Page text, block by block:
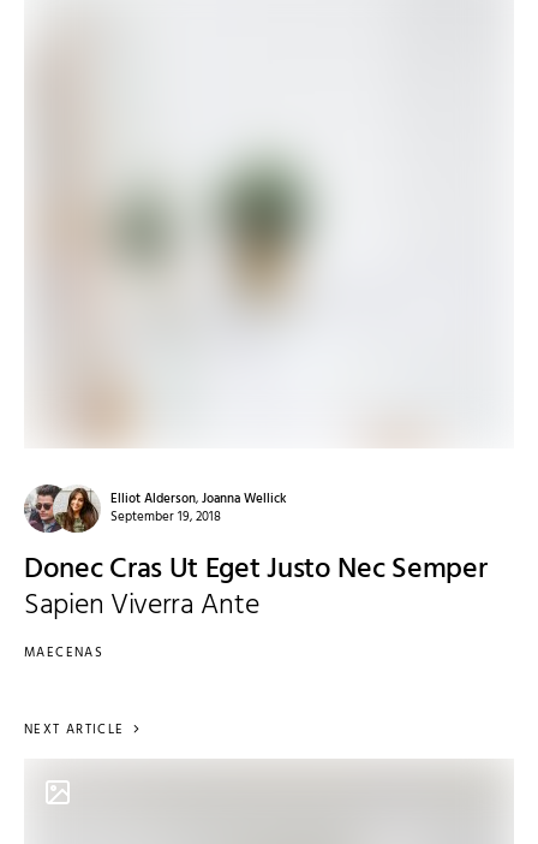
Elliot Alderson,Joanna Wellick
September 19, 2018
Donec Cras Ut Eget Justo Nec Semper
Sapien Viverra Ante
MAECENAS
NEXT ARTICLE